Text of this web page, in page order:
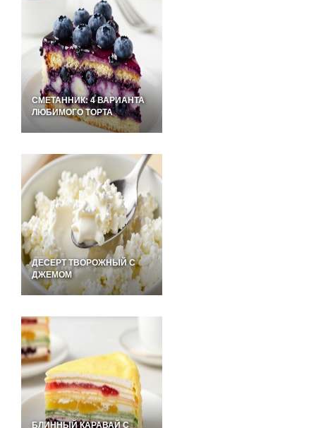
СМЕТАННИК: 4 ВАРИАНТА
ЛЮБИМОГО ТОРТА
ДЕСЕРТ ТВОРОЖНЫЙ С
ДЖЕМОМ
БЛИННЫЙ КАРАВАЙ С